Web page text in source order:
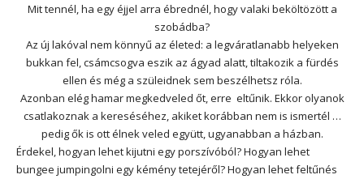
Mit tennél, ha egy éjjel arra ébrednél, hogy valaki beköltözött a
szobádba?
Az új lakóval nem könnyű az életed: a legváratlanabb helyeken
bukkan fel, csámcsogva eszik az ágyad alatt, tiltakozik a fürdés
ellen és még a szüleidnek sem beszélhetsz róla.
Azonban elég hamar megkedveled őt, erre eltűnik. Ekkor olyanok
csatlakoznak a kereséséhez, akiket korábban nem is ismertél …
pedig ők is ott élnek veled együtt, ugyanabban a házban.
Érdekel, hogyan lehet kijutni egy porszívóból? Hogyan lehet
bungee jumpingolni egy kémény tetejéről? Hogyan lehet feltűnés